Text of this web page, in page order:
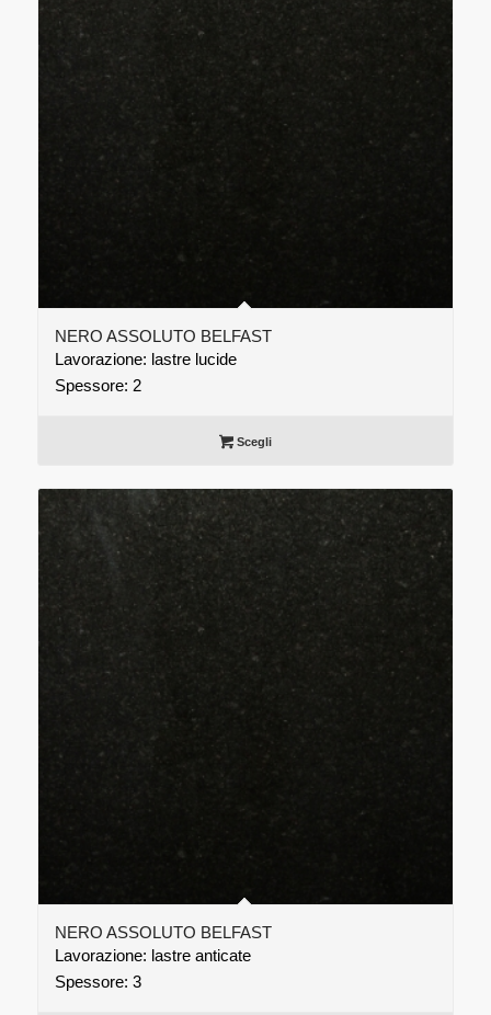
NERO ASSOLUTO BELFAST
Lavorazione: lastre lucide
Spessore: 2
Scegli
NERO ASSOLUTO BELFAST
Lavorazione: lastre anticate
Spessore: 3